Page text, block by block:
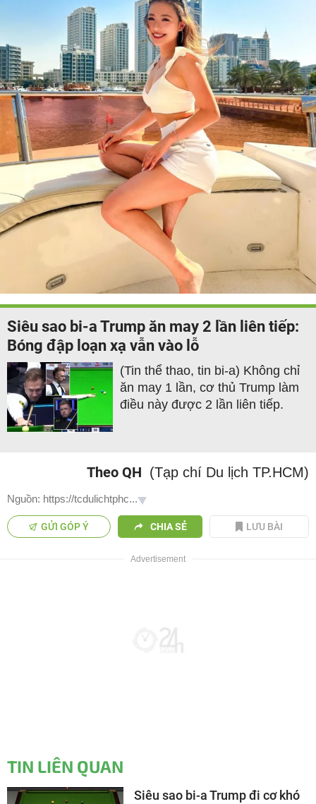
Siêu sao bi-a Trump ăn may 2 lần liên tiếp:
Bóng đập loạn xạ vẫn vào lỗ
(Tin thể thao, tin bi-a) Không chỉ
ăn may 1 lần, cơ thủ Trump làm
điều này được 2 lần liên tiếp.
Theo QH (Tạp chí Du lịch TP.HCM)
Nguồn: https://tcdulichtphc...
GỬI GÓP Ý CHIA SẺ LƯU BÀI
TIN LIÊN QUAN
Siêu sao bi-a Trump đi cơ khó